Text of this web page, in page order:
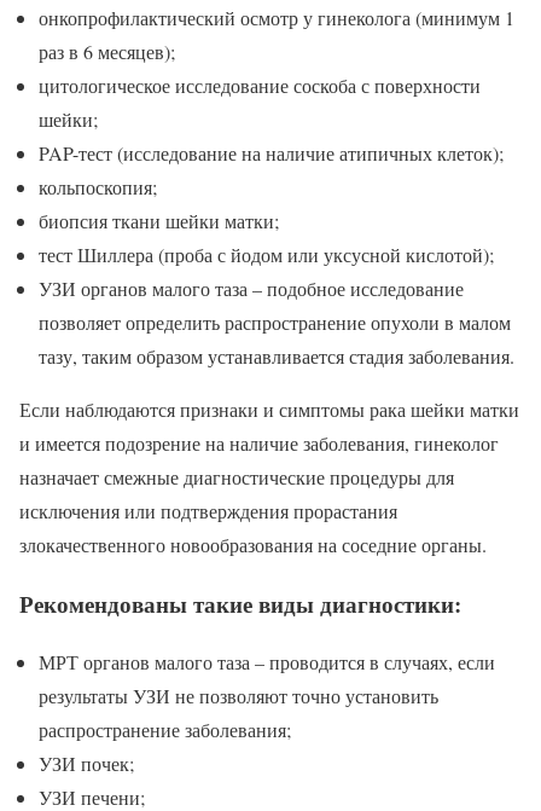
онкопрофилактический осмотр у гинеколога (минимум 1
раз в 6 месяцев);
цитологическое исследование соскоба с поверхности
шейки;
PAP-тест (исследование на наличие атипичных клеток);
кольпоскопия;
биопсия ткани шейки матки;
тест Шиллера (проба с йодом или уксусной кислотой);
УЗИ органов малого таза – подобное исследование
позволяет определить распространение опухоли в малом
тазу, таким образом устанавливается стадия заболевания.
Если наблюдаются признаки и симптомы рака шейки матки
и имеется подозрение на наличие заболевания, гинеколог
назначает смежные диагностические процедуры для
исключения или подтверждения прорастания
злокачественного новообразования на соседние органы.
Рекомендованы такие виды диагностики:
МРТ органов малого таза – проводится в случаях, если
результаты УЗИ не позволяют точно установить
распространение заболевания;
УЗИ почек;
УЗИ печени;